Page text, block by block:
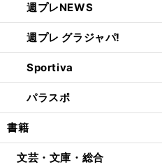
週プレNEWS
週プレ グラジャパ!
Sportiva
パラスポ
書籍
文芸・文庫・総合